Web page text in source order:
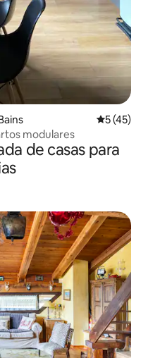
5 de uma
5 (45)
modulares
de casas para